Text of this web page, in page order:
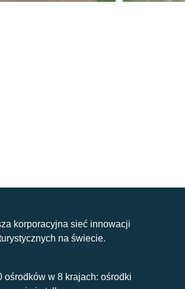
korporacyjna sieć innowacji
na świecie.
ośrodków w 8 krajach: ośrodki